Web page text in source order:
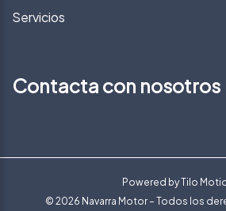
Servicios
Contacta con nosotros
Powered byTilo
© 2026 Navarra Motor – Todos los